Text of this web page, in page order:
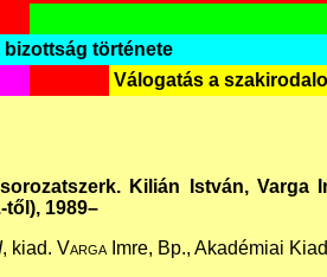
bizottság története
Válogatás a
Kilián István, Varga
1989–
, kiad. Varga Imre, Bp., Akadémiai